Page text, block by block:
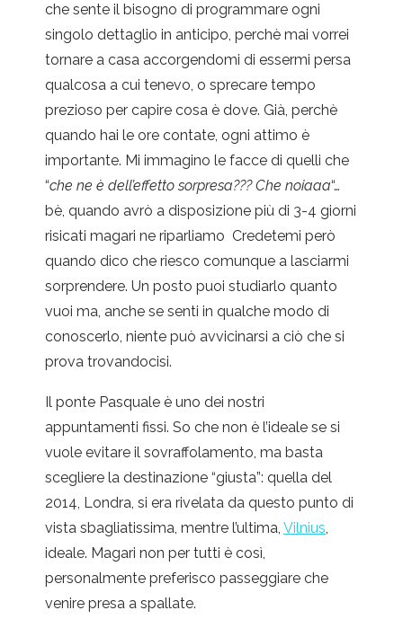
che sente il bisogno di programmare ogni
singolo dettaglio in anticipo, perchè mai vorrei
tornare a casa accorgendomi di essermi persa
qualcosa a cui tenevo, o sprecare tempo
prezioso per capire cosa è dove. Già, perchè
quando hai le ore contate, ogni attimo è
importante. Mi immagino le facce di quelli che
“che ne è dell’effetto sorpresa??? Che noiaaa“…
bè, quando avrò a disposizione più di 3-4 giorni
risicati magari ne riparliamo Credetemi però
quando dico che riesco comunque a lasciarmi
sorprendere. Un posto puoi studiarlo quanto
vuoi ma, anche se senti in qualche modo di
conoscerlo, niente può avvicinarsi a ciò che si
prova trovandocisi.
Il ponte Pasquale è uno dei nostri
appuntamenti fissi. So che non è l’ideale se si
vuole evitare il sovraffolamento, ma basta
scegliere la destinazione “giusta”: quella del
2014, Londra, si era rivelata da questo punto di
vista sbagliatissima, mentre l’ultima, Vilnius,
ideale. Magari non per tutti è così,
personalmente preferisco passeggiare che
venire presa a spallate.